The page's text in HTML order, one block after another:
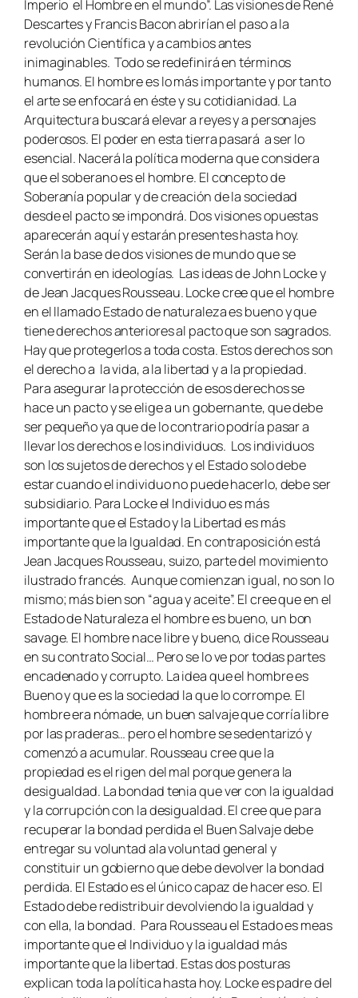
Imperio el Hombre en el mundo”. Las visiones de René
Descartes y Francis Bacon abrirían el paso a la
revolución Científica y a cambios antes
inimaginables. Todo se redefinirá en términos
humanos. El hombre es lo más importante y por tanto
el arte se enfocará en éste y su cotidianidad. La
Arquitectura buscará elevar a reyes y a personajes
poderosos. El poder en esta tierra pasará a ser lo
esencial. Nacerá la política moderna que considera
que el soberano es el hombre. El concepto de
Soberanía popular y de creación de la sociedad
desde el pacto se impondrá. Dos visiones opuestas
aparecerán aquí y estarán presentes hasta hoy.
Serán la base de dos visiones de mundo que se
convertirán en ideologías. Las ideas de John Locke y
de Jean Jacques Rousseau. Locke cree que el hombre
en el llamado Estado de naturaleza es bueno y que
tiene derechos anteriores al pacto que son sagrados.
Hay que protegerlos a toda costa. Estos derechos son
el derecho a la vida, a la libertad y a la propiedad.
Para asegurar la protección de esos derechos se
hace un pacto y se elige a un gobernante, que debe
ser pequeño ya que de lo contrario podría pasar a
llevar los derechos e los individuos. Los individuos
son los sujetos de derechos y el Estado solo debe
estar cuando el individuo no puede hacerlo, debe ser
subsidiario. Para Locke el Individuo es más
importante que el Estado y la Libertad es más
importante que la Igualdad. En contraposición está
Jean Jacques Rousseau, suizo, parte del movimiento
ilustrado francés. Aunque comienzan igual, no son lo
mismo; más bien son “agua y aceite”. El cree que en el
Estado de Naturaleza el hombre es bueno, un bon
savage. El hombre nace libre y bueno, dice Rousseau
en su contrato Social… Pero se lo ve por todas partes
encadenado y corrupto. La idea que el hombre es
Bueno y que es la sociedad la que lo corrompe. El
hombre era nómade, un buen salvaje que corría libre
por las praderas… pero el hombre se sedentarizó y
comenzó a acumular. Rousseau cree que la
propiedad es el rigen del mal porque genera la
desigualdad. La bondad tenia que ver con la igualdad
y la corrupción con la desigualdad. El cree que para
recuperar la bondad perdida el Buen Salvaje debe
entregar su voluntad ala voluntad general y
constituir un gobierno que debe devolver la bondad
perdida. El Estado es el único capaz de hacer eso. El
Estado debe redistribuir devolviendo la igualdad y
con ella, la bondad. Para Rousseau el Estado es meas
importante que el Individuo y la igualdad más
importante que la libertad. Estas dos posturas
explican toda la política hasta hoy. Locke es padre del